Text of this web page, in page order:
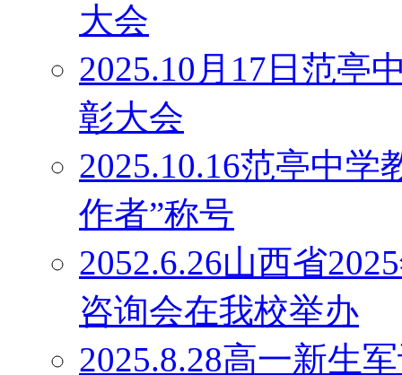
大会
2025.10月17日范亭
彰大会
2025.10.16范亭中
作者”称号
2052.6.26山西省
咨询会在我校举办
2025.8.28高一新生